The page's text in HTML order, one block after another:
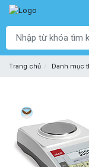
Trang chủ Danh mục